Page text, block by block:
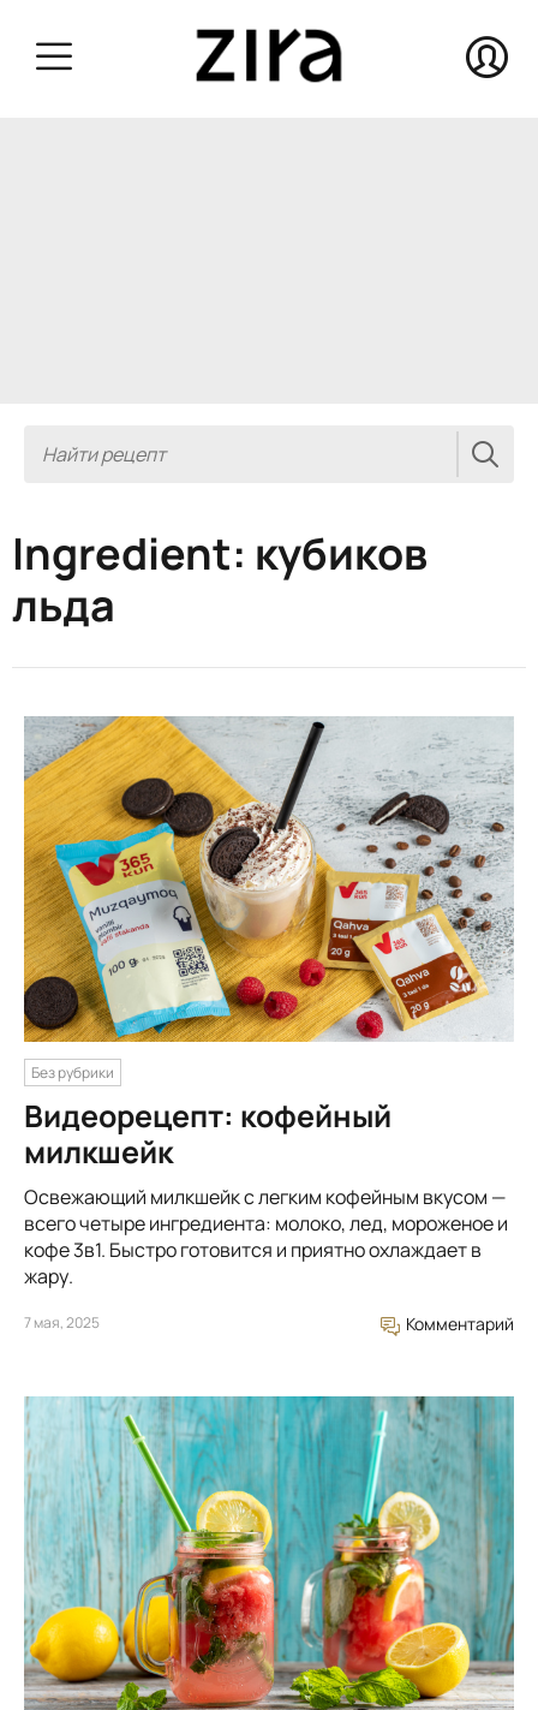
Ingredient: кубиков
льда
Без рубрики
Видеорецепт: кофейный
милкшейк
Освежающий милкшейк с легким кофейным вкусом —
всего четыре ингредиента: молоко, лед, мороженое и
кофе 3в1. Быстро готовится и приятно охлаждает в
жару.
7 мая, 2025 Комментарий